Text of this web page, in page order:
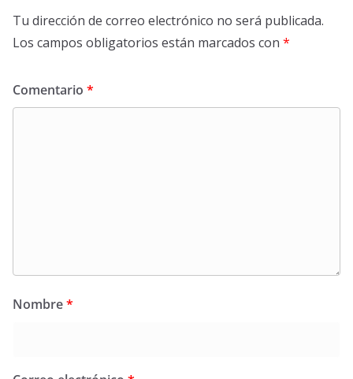
Tu dirección de correo electrónico no será publicada.
Los campos obligatorios están marcados con *
Comentario *
Nombre*